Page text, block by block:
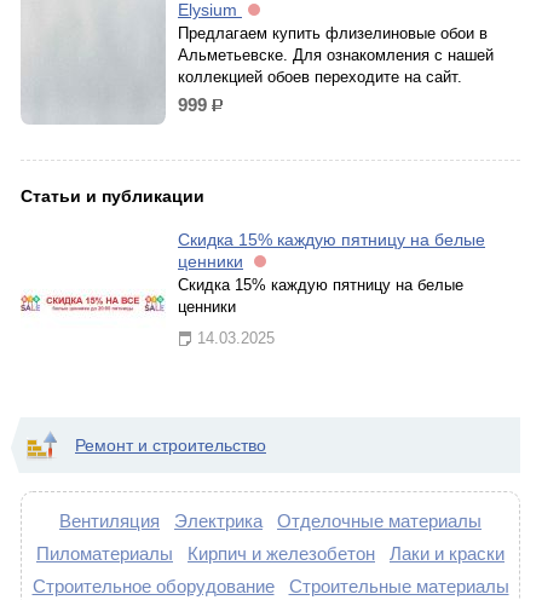
Elysium
Предлагаем купить флизелиновые обои в
Альметьевске. Для ознакомления с нашей
коллекцией обоев переходите на сайт.
999 р.
Статьи и публикации
Скидка 15% каждую пятницу на белые
ценники
Скидка 15% каждую пятницу на белые
ценники
14.03.2025
Ремонт и строительство
Вентиляция Электрика
Отделочные материалы
Пиломатериалы
Кирпич и железобетон
Лаки и краски
Строительное оборудование
Строительные материалы